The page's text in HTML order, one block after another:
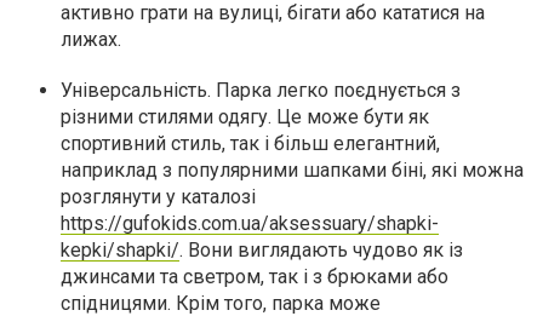
активно грати на вулиці, бігати або кататися на
лижах.
Універсальність. Парка легко поєднується з
різними стилями одягу. Це може бути як
спортивний стиль, так і більш елегантний,
наприклад з популярними шапками біні, які можна
розглянути у каталозі
https://gufokids.com.ua/aksessuary/shapki-
kepki/shapki/. Вони виглядають чудово як із
джинсами та светром, так і з брюками або
спідницями. Крім того, парка може